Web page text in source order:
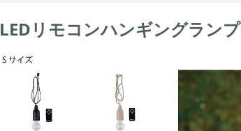
LEDリモコンハンギングランプ